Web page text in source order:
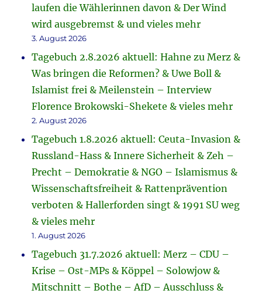
laufen die Wählerinnen davon & Der Wind
wird ausgebremst & und vieles mehr
3. August 2026
Tagebuch 2.8.2026 aktuell: Hahne zu Merz &
Was bringen die Reformen? & Uwe Boll &
Islamist frei & Meilenstein – Interview
Florence Brokowski-Shekete & vieles mehr
2. August 2026
Tagebuch 1.8.2026 aktuell: Ceuta-Invasion &
Russland-Hass & Innere Sicherheit & Zeh –
Precht – Demokratie & NGO – Islamismus &
Wissenschaftsfreiheit & Rattenprävention
verboten & Hallerforden singt & 1991 SU weg
& vieles mehr
1. August 2026
Tagebuch 31.7.2026 aktuell: Merz – CDU –
Krise – Ost-MPs & Köppel – Solowjow &
Mitschnitt – Bothe – AfD – Ausschluss &